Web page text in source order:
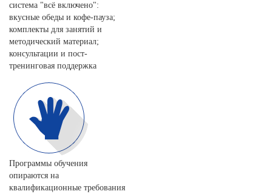
система "всё включено":
вкусные обеды и кофе-пауза;
комплекты для занятий и
методический материал;
консультации и пост-
тренинговая поддержка
Программы обучения
опираются на
квалификационные требования